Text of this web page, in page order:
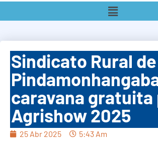
Sindicato Rural de
caravana gratuita
Agrishow 2025
25 Abr 2025 5:43 Am